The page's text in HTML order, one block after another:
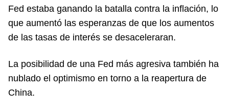
Fed estaba ganando la batalla contra la inflación, lo
que aumentó las esperanzas de que los aumentos
de las tasas de interés se desaceleraran.
La posibilidad de una Fed más agresiva también ha
nublado el optimismo en torno a la reapertura de
China.